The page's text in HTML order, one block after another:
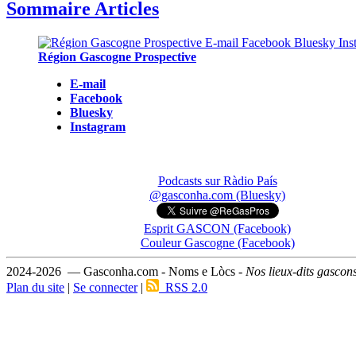
Sommaire Articles
Région Gascogne Prospective
E-mail
Facebook
Bluesky
Instagram
Podcasts sur Ràdio País
@gasconha.com (Bluesky)
Esprit GASCON (Facebook)
Couleur Gascogne (Facebook)
2024-2026 — Gasconha.com - Noms e Lòcs - Nos lieux-dits
Plan du site | Se connecter| RSS 2.0